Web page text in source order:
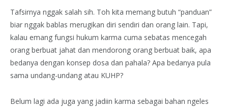
Tafsirnya nggak salah sih. Toh kita memang butuh “panduan”
biar nggak bablas merugikan diri sendiri dan orang lain. Tapi,
kalau emang fungsi hukum karma cuma sebatas mencegah
orang berbuat jahat dan mendorong orang berbuat baik, apa
bedanya dengan konsep dosa dan pahala? Apa bedanya pula
sama undang-undang atau KUHP?
Belum lagi ada juga yang jadiin karma sebagai bahan ngeles